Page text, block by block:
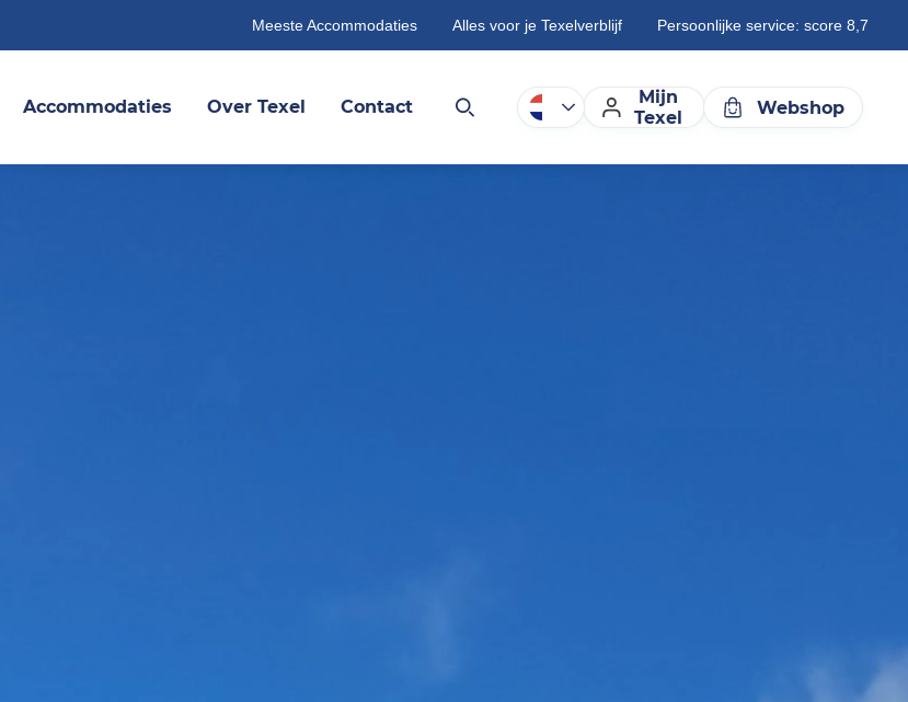
Meeste Accommodaties Alles voor je Texelverblijf Persoonlijke service: score 8,7
Accommodaties Over Texel Contact
Mijn
Texel
Webshop